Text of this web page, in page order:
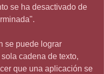
se ha desactivado de
se puede lograr
cadena de texto,
que una aplicación se